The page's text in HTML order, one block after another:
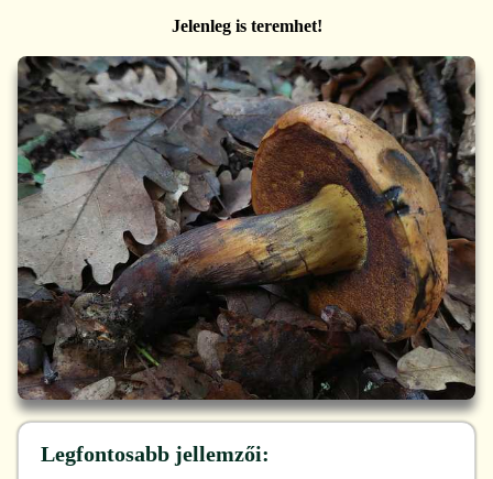
Jelenleg is teremhet!
Legfontosabb jellemzői: